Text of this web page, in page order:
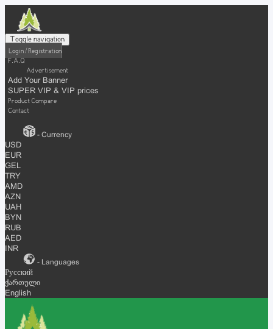
Toggle navigation
Login / Registration
F.A.Q
Advertisement
Add Your Banner
SUPER VIP & VIP prices
Product Compare
Contact
- Currency
USD
EUR
GEL
TRY
AMD
AZN
UAH
BYN
RUB
AED
INR
- Languages
Русский
ქართული
English